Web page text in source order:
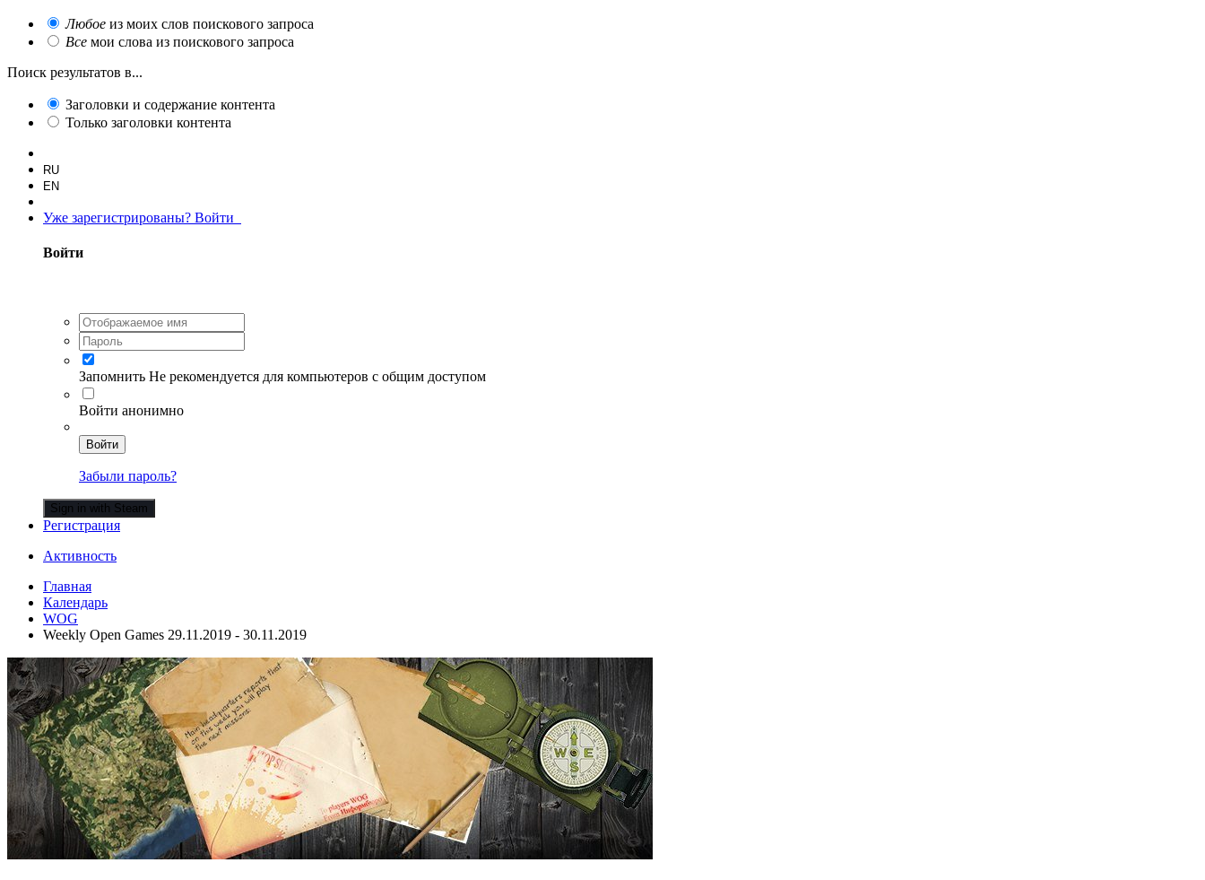
Любое из моих слов поискового запроса
Все мои слова из поискового запроса
Поиск результатов в...
Заголовки и содержание контента
Только заголовки контента
RU
EN
Уже зарегистрированы? Войти
Войти
Запомнить Не рекомендуется для компьютеров с общим доступом
Войти анонимно
Войти
Забыли пароль?
Sign in with Steam
Регистрация
Активность
Главная
Календарь
WOG
Weekly Open Games 29.11.2019 - 30.11.2019